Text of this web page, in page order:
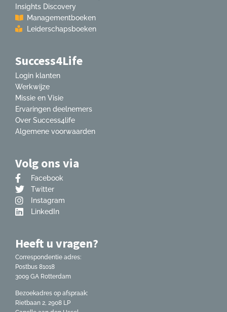
Insights Discovery
Managementboeken
Leiderschapsboeken
Success4Life
Login klanten
Werkwijze
Missie en Visie
Ervaringen deelnemers
Over Success4life
Algemene voorwaarden
Volg ons via
Facebook
Twitter
Instagram
LinkedIn
Heeft u vragen?
Correspondentie adres:
Postbus 81018
3009 GA Rotterdam
Bezoekadres op afspraak:
Rietbaan 2, 2908 LP